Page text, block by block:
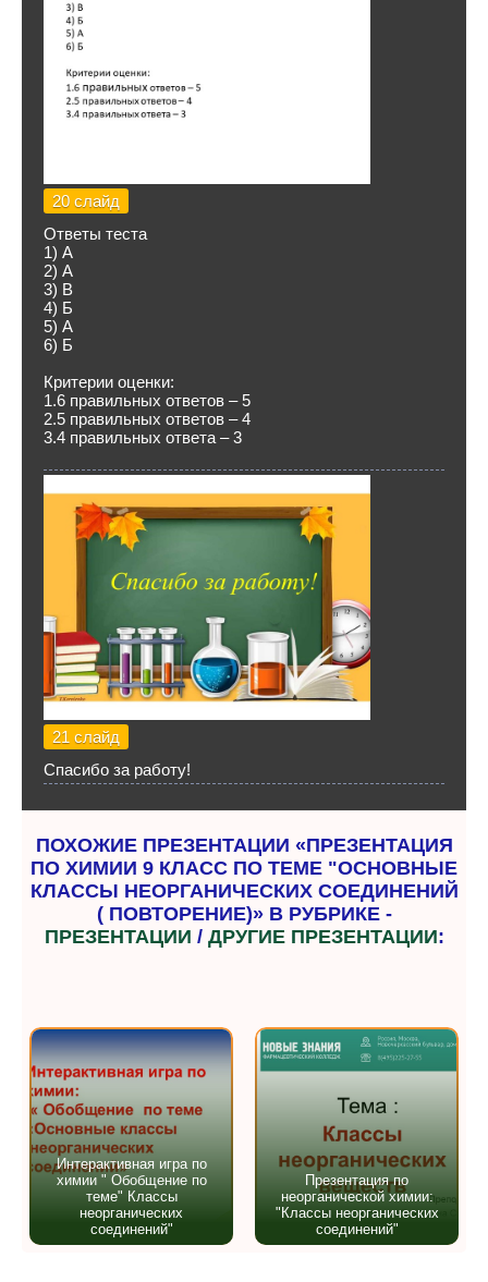
20 слайд
Ответы теста
1) А
2) А
3) В
4) Б
5) А
6) Б
Критерии оценки:
1.6 правильных ответов – 5
2.5 правильных ответов – 4
3.4 правильных ответа – 3
21 слайд
Спасибо за работу!
ПОХОЖИЕ ПРЕЗЕНТАЦИИ «ПРЕЗЕНТАЦИЯ
ПО ХИМИИ 9 КЛАСС ПО ТЕМЕ "ОСНОВНЫЕ
КЛАССЫ НЕОРГАНИЧЕСКИХ СОЕДИНЕНИЙ
( ПОВТОРЕНИЕ)» В РУБРИКЕ -
ПРЕЗЕНТАЦИИ / ДРУГИЕ ПРЕЗЕНТАЦИИ:
Интерактивная игра по
химии " Обобщение по
теме" Классы
неорганических
соединений"
Презентация по
неорганической химии:
"Классы неорганических
соединений"